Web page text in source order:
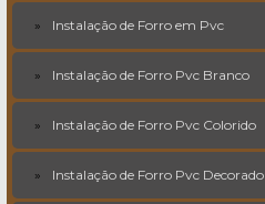
Instalação de Forro em Pvc
Instalação de Forro Pvc Branco
Instalação de Forro Pvc Colorido
Instalação de Forro Pvc Decorado